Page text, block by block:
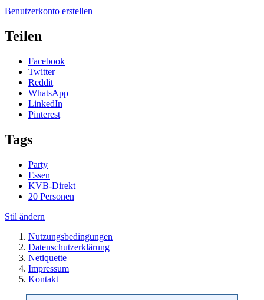
Benutzerkonto erstellen
Teilen
Facebook
Twitter
Reddit
WhatsApp
LinkedIn
Pinterest
Tags
Party
Essen
KVB-Direkt
20 Personen
Stil ändern
Nutzungsbedingungen
Datenschutzerklärung
Netiquette
Impressum
Kontakt